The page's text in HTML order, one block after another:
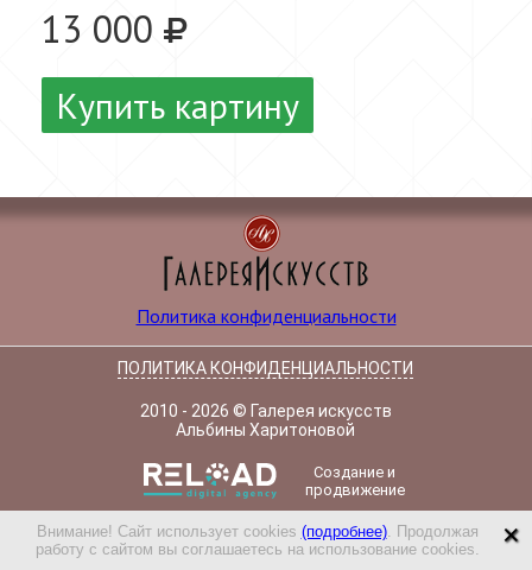
13 000
Купить картину
Политика конфиденциальности
Внимание! Сайт использует cookies (подробнее). Продолжая
работу с сайтом вы соглашаетесь на использование cookies.
×
ПОЛИТИКА КОНФИДЕНЦИАЛЬНОСТИ
2010 - 2026 © Галерея искусств
Альбины Харитоновой
Создание и
продвижение